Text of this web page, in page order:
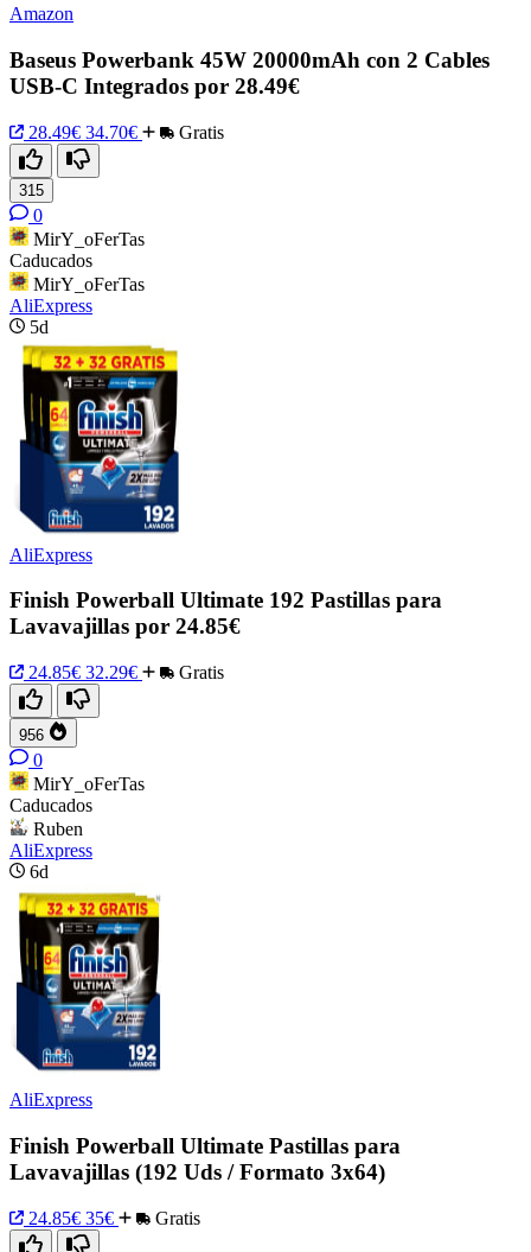
Amazon
Baseus Powerbank 45W 20000mAh con 2 Cables
USB-C Integrados por 28.49€
28.49€ 34.70€ Gratis
315
0
MirY_oFerTas
Caducados
MirY_oFerTas
AliExpress
5d
AliExpress
Finish Powerball Ultimate 192 Pastillas para
Lavavajillas por 24.85€
24.85€ 32.29€ Gratis
956
0
MirY_oFerTas
Caducados
Ruben
AliExpress
6d
AliExpress
Finish Powerball Ultimate Pastillas para
Lavavajillas (192 Uds / Formato 3x64)
24.85€ 35€ Gratis